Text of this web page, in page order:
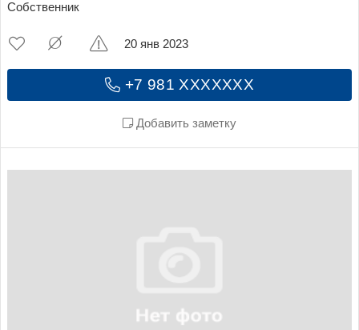
Собственник
+7 981 XXXXXXX
Добавить заметку
20 янв 2023